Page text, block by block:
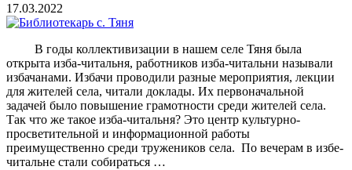
17.03.2022
В годы коллективизации в нашем селе Тяня была
открыта изба-читальня, работников изба-читальни называли
избачанами. Избачи проводили разные мероприятия, лекции
для жителей села, читали доклады. Их первоначальной
задачей было повышение грамотности среди жителей села.
Так что же такое изба-читальня? Это центр культурно-
просветительной и информационной работы
преимущественно среди тружеников села. По вечерам в избе-
читальне стали собираться …